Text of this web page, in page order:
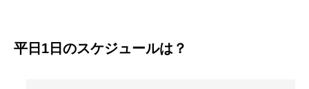
平日1日のスケジュールは？